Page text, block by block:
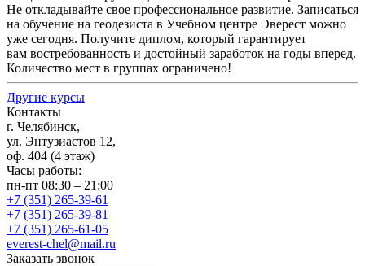
Не откладывайте свое профессиональное развитие. Записаться
на обучение на геодезиста в Учебном центре Эверест можно
уже сегодня. Получите диплом, который гарантирует
вам востребованность и достойный заработок на годы вперед.
Количество мест в группах ограничено!
Другие курсы
Контакты
г. Челябинск,
ул. Энтузиастов 12,
оф. 404 (4 этаж)
Часы работы:
пн-пт 08:30 – 21:00
+7 (351) 265-39-61
+7 (351) 265-39-81
+7 (351) 265-61-05
everest-chel@mail.ru
Заказать звонок